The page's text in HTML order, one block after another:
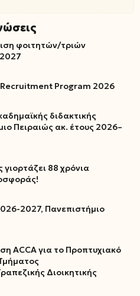
φοιτητών/τριών
Program 2026
διδακτικής
Πειραιώς ακ. έτους 2026–
88 χρόνια
2027, Πανεπιστήμιο
ACCA για το Προπτυχιακό
Διοικητικής